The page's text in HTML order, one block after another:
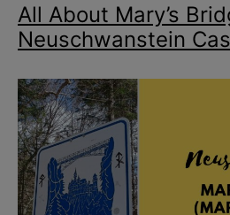
All About Mary’s
Neuschwanstein